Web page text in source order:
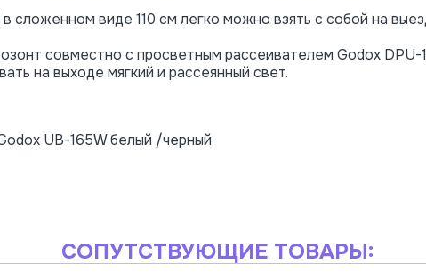
сложенном виде 110 см легко можно взять с собой на
совместно с просветным рассеивателем Godox
на выходе мягкий и рассеянный свет.
UB-165W белый /черный
СОПУТСТВУЮЩИЕ ТОВАРЫ: